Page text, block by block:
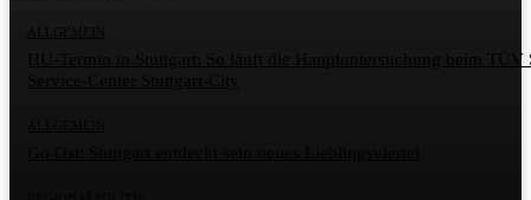
HU-Termin in Stuttgart: So läuft die Hauptuntersuchung beim TÜV